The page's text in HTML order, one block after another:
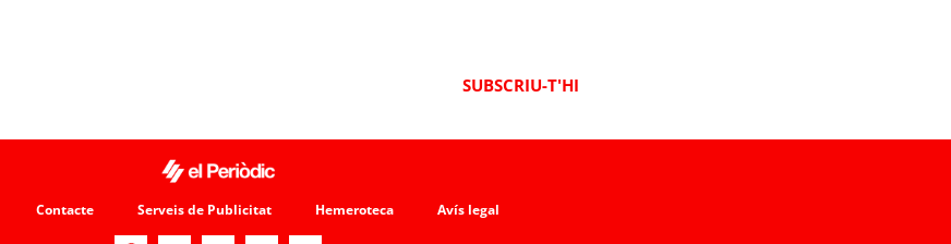
SUBSCRIU-T'HI
Contacte Serveis de Publicitat Hemeroteca Avís legal